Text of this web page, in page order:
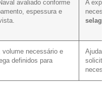
avaliado conforme
espessura e
A
volume necessário e
definidos para
Ajuda a